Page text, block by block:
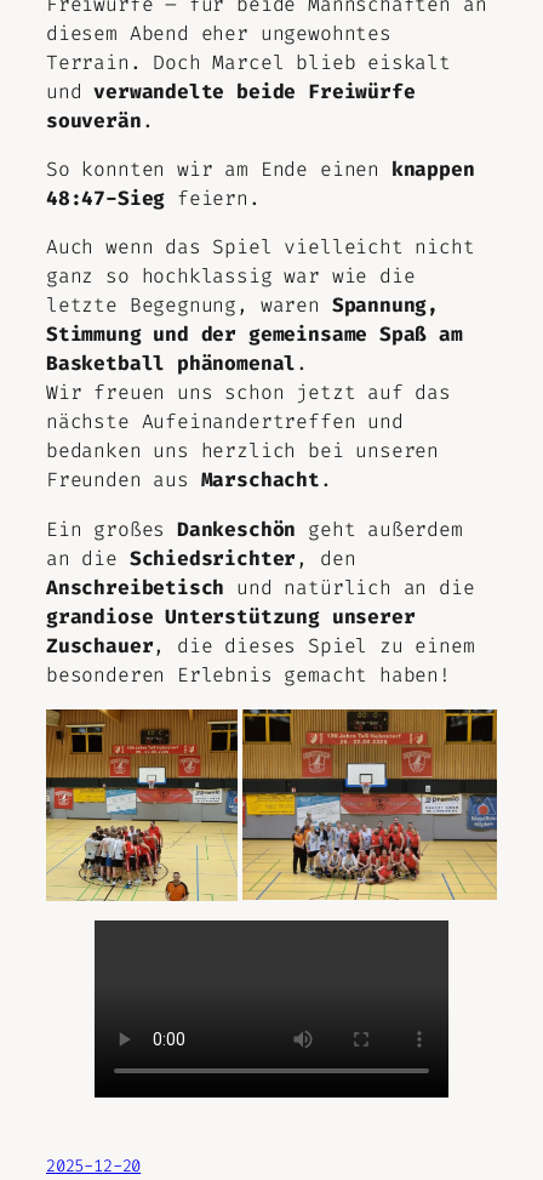
diesem Abend eher ungewohntes
Terrain. Doch Marcel blieb eiskalt
undverwandelte beide Freiwürfe
souverän.
So konnten wir am Ende einen knappen
48:47-Sieg feiern.
Auch wenn das Spiel vielleicht nicht
ganz so hochklassig war wie die
letzte Begegnung, waren Spannung,
Stimmung und der gemeinsame Spaß am
Basketball phänomenal.
Wir freuen uns schon jetzt auf das
nächste Aufeinandertreffen und
bedanken uns herzlich bei unseren
Freunden aus Marschacht.
Ein großesDankeschön geht außerdem
an die Schiedsrichter, den
Anschreibetisch und natürlich an die
grandiose Unterstützung unserer
Zuschauer, die dieses Spiel zu einem
besonderen Erlebnis gemacht haben!
2025-12-20